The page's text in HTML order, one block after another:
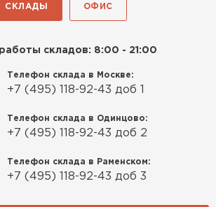
СКЛАДЫ ОФИС
складов: 8:00 - 21:00
Телефон склада в Москве:
+7 (495) 118-92-43 доб 1
Телефон склада в Одинцово:
+7 (495) 118-92-43 доб 2
Телефон склада в Раменском:
+7 (495) 118-92-43 доб 3